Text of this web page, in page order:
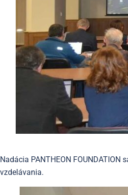
Nadácia PANTHEON
vzdelávania.